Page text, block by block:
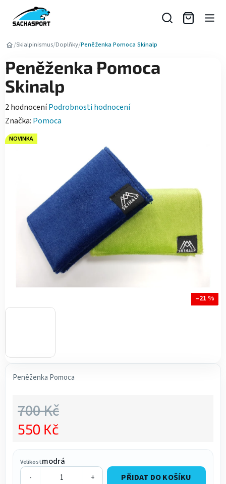
obsah
/Skialpinismus/Doplňky/Peněženka Pomoca Skinalp
Peněženka Pomoca
Velikostmodrá
- +
PŘIDAT DO KOŠÍKU
700 Kč
550 Kč
Peněženka Pomoca
Skinalp
Průměrné
hodnocení
produktu
je
2 hodnoceníPodrobnosti hodnocení
Značka: Pomoca
NOVINKA
–21 %